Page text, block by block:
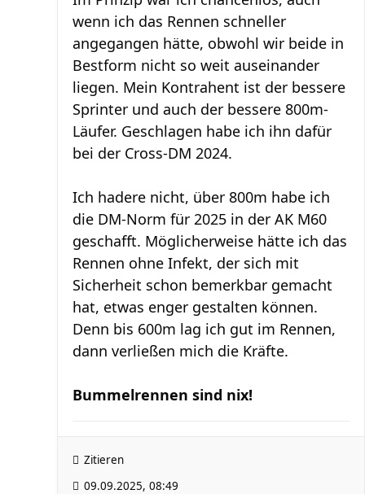
wenn ich das Rennen schneller
angegangen hätte, obwohl wir beide in
Bestform nicht so weit auseinander
liegen. Mein Kontrahent ist der bessere
Sprinter und auch der bessere 800m-
Läufer. Geschlagen habe ich ihn dafür
bei der Cross-DM 2024.
Ich hadere nicht, über 800m habe ich
die DM-Norm für 2025 in der AK M60
geschafft. Möglicherweise hätte ich das
Rennen ohne Infekt, der sich mit
Sicherheit schon bemerkbar gemacht
hat, etwas enger gestalten können.
Denn bis 600m lag ich gut im Rennen,
dann verließen mich die Kräfte.
Bummelrennen sind nix!
Zitieren
09.09.2025, 08:49